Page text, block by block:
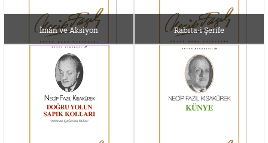
İmân ve Aksiyon Rabıta-i Şerife